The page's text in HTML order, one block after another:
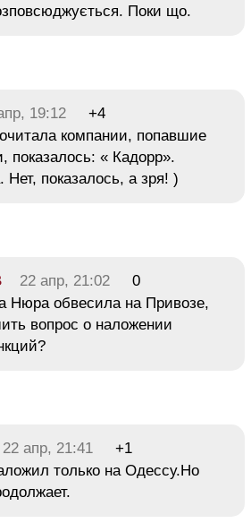
Поки що.
19:12
+4
компании, попавшие
показалось: « Кадорр».
Нет, показалось, а зря! )
22 апр, 21:02
0
Нюра обвесила на Привозе,
вопрос о наложении
22 апр, 21:41
+1
только на Одессу.Но